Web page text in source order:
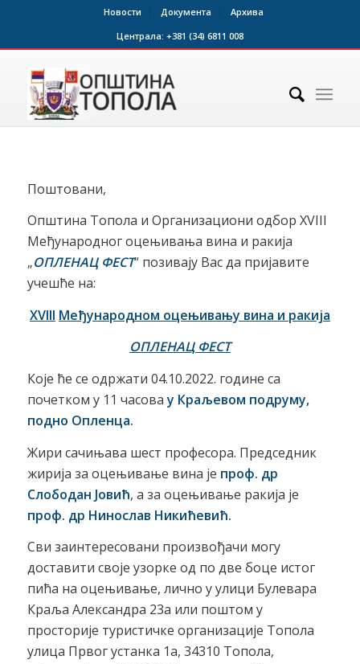
Новости Документа
Архива
Централа: +381 (34) 6811 008
Поштовани,
Општина Топола и Организациони одбор XVIII
Међународног оцењивањa вина и ракија
„ОПЛЕНАЦФЕСТ“ позивају Вас да пријавите
учешће на:
XVIII Међународном оцењивању вина и ракија
ОПЛЕНАЦ ФЕСТ
Које ће се одржати 04.10.2022. године са
почетком у 11 часовау Краљевoм подруму,
подно Опленца.
Жири сачињава шест професора. Председник
жирија за оцењивање вина је проф. др
Слободан Јовић, а за оцењивање ракија је
проф. др Нинослав Никићевић.
Сви заинтересовани произвођачи могу
доставити своје узорке од по две боце истог
пића на оцењивање, лично у улици Булевара
Краља Александра 23а или поштом у
просторије туристичке организације Топoла
улица Првог устанка 1а, 34310 Топола,